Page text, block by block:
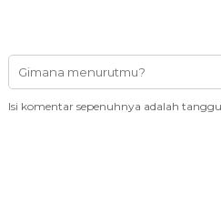
Isi komentar sepenuhnya adalah